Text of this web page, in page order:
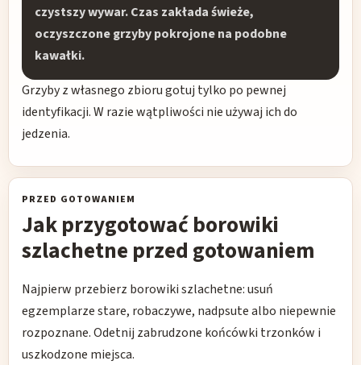
czystszy wywar. Czas zakłada świeże,
oczyszczone grzyby pokrojone na podobne
kawałki.
Grzyby z własnego zbioru gotuj tylko po pewnej
identyfikacji. W razie wątpliwości nie używaj ich do
jedzenia.
PRZED GOTOWANIEM
Jak przygotować borowiki
szlachetne przed gotowaniem
Najpierw przebierz borowiki szlachetne: usuń
egzemplarze stare, robaczywe, nadpsute albo niepewnie
rozpoznane. Odetnij zabrudzone końcówki trzonków i
uszkodzone miejsca.